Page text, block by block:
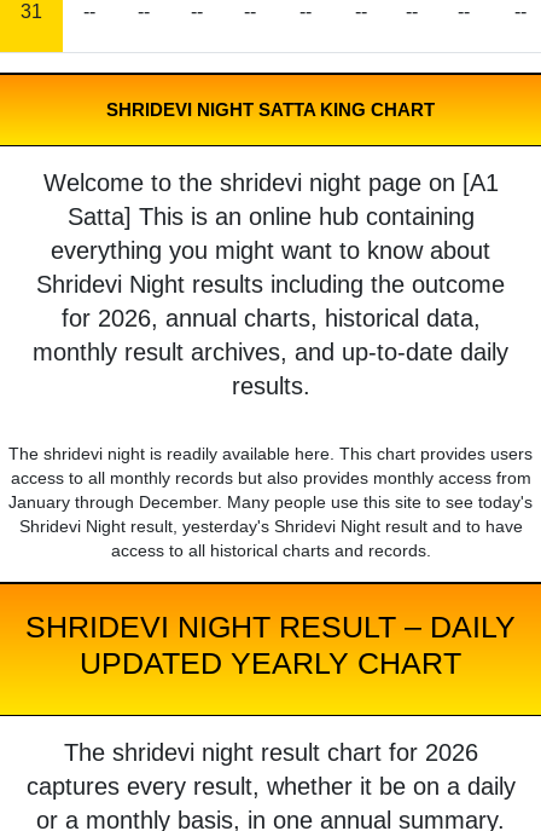
31 -- -- -- -- -- -- -- -- --
SHRIDEVI NIGHT SATTA KING CHART
Welcome to the shridevi night page on [A1
Satta] This is an online hub containing
everything you might want to know about
Shridevi Night results including the outcome
for 2026, annual charts, historical data,
monthly result archives, and up-to-date daily
results.
The shridevi night is readily available here. This chart provides users
access to all monthly records but also provides monthly access from
January through December. Many people use this site to see today's
Shridevi Night result, yesterday's Shridevi Night result and to have
access to all historical charts and records.
SHRIDEVI NIGHT RESULT – DAILY
UPDATED YEARLY CHART
The shridevi night result chart for 2026
captures every result, whether it be on a daily
or a monthly basis, in one annual summary.